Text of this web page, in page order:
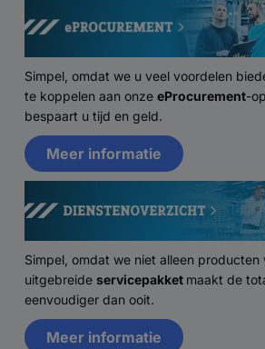
Simpel, omdat we u veel voordelen
te koppelen aan onze eProcurement-
bespaart u tijd en geld.
Meer informatie
Simpel, omdat we niet alleen producten
uitgebreide servicepakket maakt de
eenvoudiger dan ooit.
Meer informatie